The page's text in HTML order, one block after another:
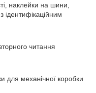
наклейки на шини,
ідентифікаційним
читання
для механічної коробки